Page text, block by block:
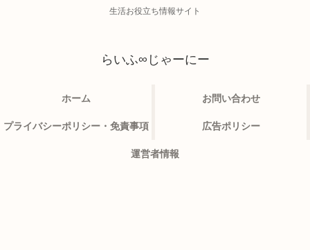
生活お役立ち情報サイト
らいふ∞じゃーにー
ホーム お問い合わせ
プライバシーポリシー・免責事項 広告ポリシー
運営者情報